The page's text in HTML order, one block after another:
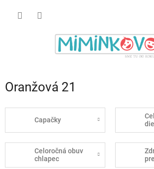
Oranžová 21
Capačky
Celoročná obuv
chlapec